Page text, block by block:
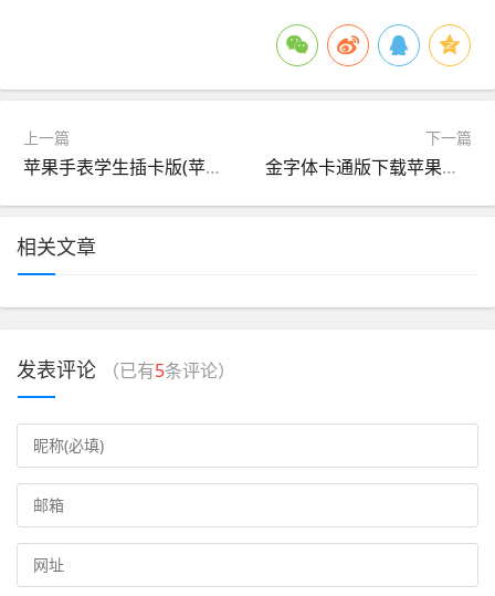
上一篇
苹果手表学生插卡版(苹果手表插卡的在哪里买卡)
下一篇
金字体卡通版下载苹果版(金字体卡通版下载苹果版免费)
相关文章
发表评论 （已有5条评论）